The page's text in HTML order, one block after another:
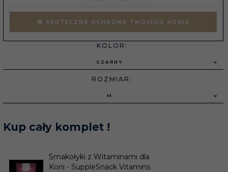
SKUTECZNA OCHRONA TWOJEGO KONIA
KOLOR:
CZARNY
ROZMIAR:
M
Kup cały komplet !
Smakołyki z Witaminami dla
Koni - SuppleSnack Vitamins